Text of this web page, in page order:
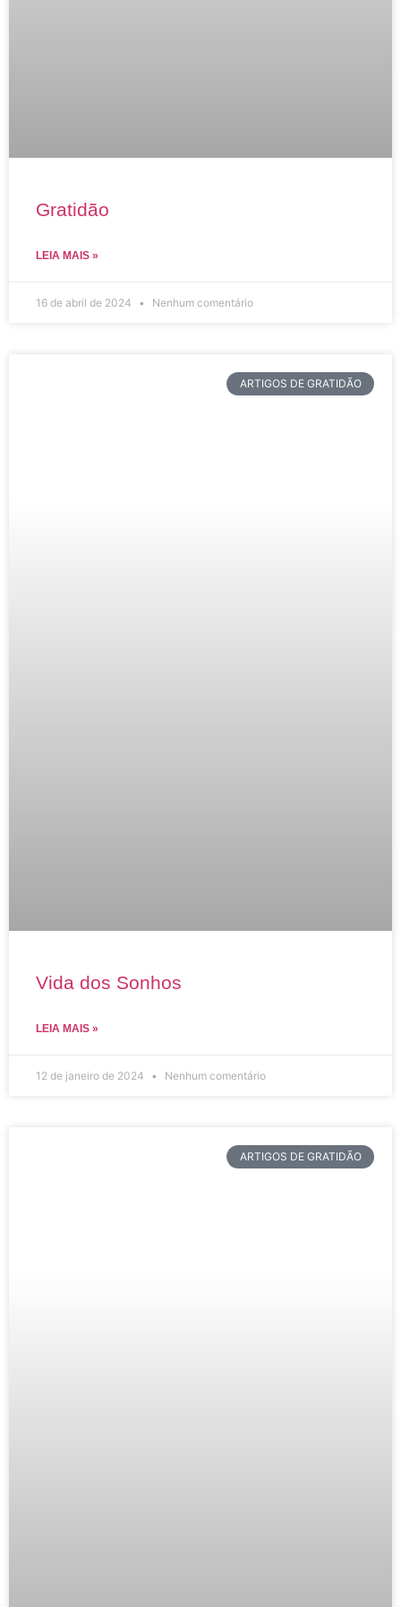
Gratidão
LEIA MAIS »
16 de abril de 2024 Nenhum comentário
ARTIGOS DE GRATIDÃO
Vida dos Sonhos
LEIA MAIS »
12 de janeiro de 2024 Nenhum comentário
ARTIGOS DE GRATIDÃO